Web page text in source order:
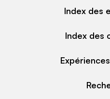
Index des
Index des